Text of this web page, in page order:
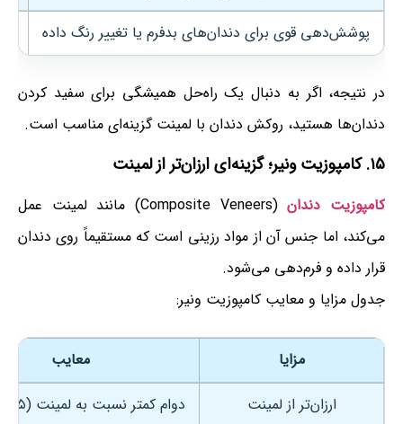
پوشش‌دهی قوی برای دندان‌های بدفرم یا تغییر رنگ داده
در نتیجه، اگر به دنبال یک راه‌حل همیشگی برای سفید کردن
دندان‌ها هستید، روکش دندان با لمینت گزینه‌ای مناسب است.
۱۵. کامپوزیت ونیر؛ گزینه‌ای ارزان‌تر از لمینت
کامپوزیت دندان
(Composite Veneers) مانند لمینت عمل
می‌کند، اما جنس آن از مواد رزینی است که مستقیماً روی دندان
قرار داده و فرم‌دهی می‌شود.
جدول مزایا و معایب کامپوزیت ونیر:
مزایا
معایب
ارزان‌تر از لمینت
دوام کمتر نسبت به لمینت (۵ تا ۷ سال)